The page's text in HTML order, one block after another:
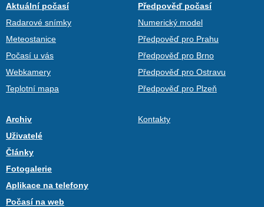
Aktuální počasí
Radarové snímky
Meteostanice
Počasí u vás
Webkamery
Teplotní mapa
Předpověď počasí
Numerický model
Předpověď pro Prahu
Předpověď pro Brno
Předpověď pro Ostravu
Předpověď pro Plzeň
Archiv
Uživatelé
Články
Fotogalerie
Aplikace na telefony
Počasí na web
Kontakty